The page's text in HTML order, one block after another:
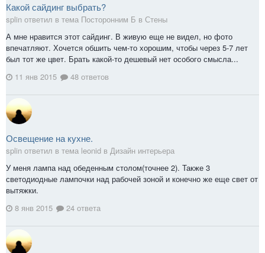
Какой сайдинг выбрать?
splin ответил в тема Посторонним Б в Стены
А мне нравится этот сайдинг. В живую еще не видел, но фото
впечатляют. Хочется обшить чем-то хорошим, чтобы через 5-7 лет
был тот же цвет. Брать какой-то дешевый нет особого смысла...
11 янв 2015
48 ответов
Освещение на кухне.
splin ответил в тема leonid в Дизайн интерьера
У меня лампа над обеденным столом(точнее 2). Также 3
светодиодные лампочки над рабочей зоной и конечно же еще свет от
вытяжки.
8 янв 2015
24 ответа